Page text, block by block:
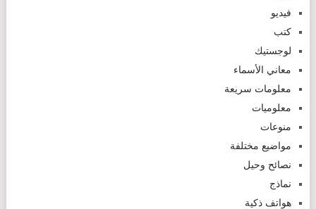
فيديو
كتب
لوجستيك
معاني الأسماء
معلومات سريعة
معلوميات
منوعات
مواضيع مختلفة
نصائح وحيل
نماذج
هواتف ذكية